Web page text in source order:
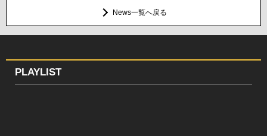
News一覧へ戻る
PLAYLIST